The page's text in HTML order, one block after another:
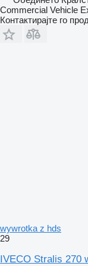
Commercial Vehicle
Контактирајте го
wywrotka z hds
29
IVECO Stralis 270